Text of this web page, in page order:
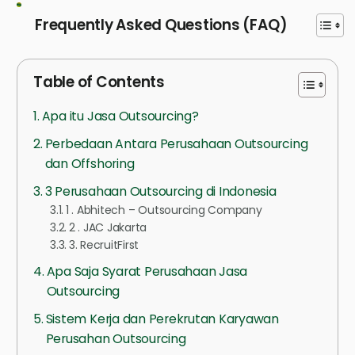
Frequently Asked Questions (FAQ)
Table of Contents
Apa itu Jasa Outsourcing?
Perbedaan Antara Perusahaan Outsourcing
dan Offshoring
3 Perusahaan Outsourcing di Indonesia
1 . Abhitech – Outsourcing Company
2 . JAC Jakarta
3. RecruitFirst
Apa Saja Syarat Perusahaan Jasa
Outsourcing
Sistem Kerja dan Perekrutan Karyawan
Perusahan Outsourcing